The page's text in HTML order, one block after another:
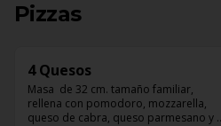
Pizzas
4 Quesos
Masa  de 32 cm. tamaño familiar,
rellena con pomodoro, mozzarella,
queso de cabra, queso parmesano y